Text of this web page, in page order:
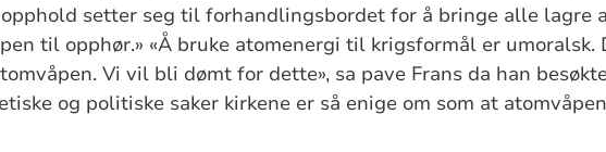
setter seg til forhandlings­bordet for å bringe alle lagre
til opphør.» «Å bruke atomenergi til krigsformål er umoralsk.
Vi vil bli dømt for dette», sa pave Frans da han
og politiske saker kirkene er så enige om som at